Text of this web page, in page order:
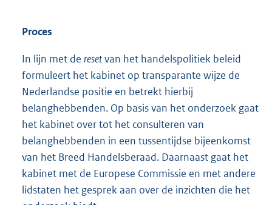
Proces
In lijn met de resetvan het handelspolitiek beleid
formuleert het kabinet op transparante wijze de
Nederlandse positie en betrekt hierbij
belanghebbenden. Op basis van het onderzoek gaat
het kabinet over tot het consulteren van
belanghebbenden in een tussentijdse bijeenkomst
van het Breed Handelsberaad. Daarnaast gaat het
kabinet met de Europese Commissie en met andere
lidstaten het gesprek aan over de inzichten die het